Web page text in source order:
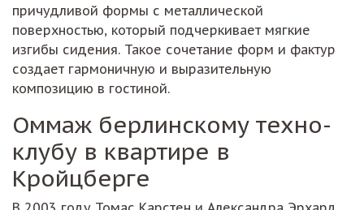
причудливой формы с металлической
поверхностью, который подчеркивает мягкие
изгибы сидения. Такое сочетание форм и фактур
создает гармоничную и выразительную
композицию в гостиной.
Оммаж берлинскому техно-
клубу в квартире в
Кройцберге